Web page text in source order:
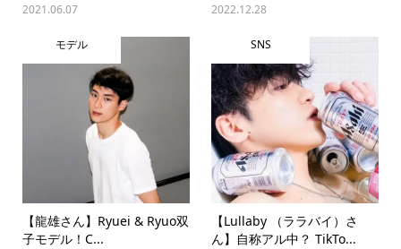
2021.06.07 2022.12.28
モデル
【龍雄さん】Ryuei & Ryuo双
子モデル！C...
SNS
【Lullaby （ララバイ）さ
ん】自称アル中？ TikTo...